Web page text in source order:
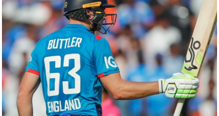
रि
ले
श
न
शि
प
ज
नी